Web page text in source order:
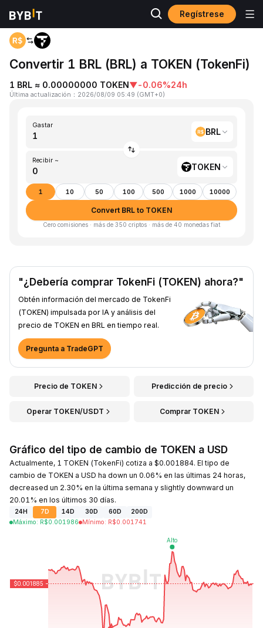
Regístrese
Inicio BRL to TOKEN
Convertir 1 BRL (BRL) a TOKEN (TokenFi)
1 BRL ≈ 0.00000000 TOKEN▼-0.06%24h
Última actualización ： 2026/08/09 05:49 (GMT+0)
Gastar
BRL
Recibir ~
TOKEN
1 10 50 100 500 1000 10000
Convert BRL to TOKEN
Cero comisiones · más de 350 criptos · más de 40 monedas fiat
"¿Debería comprar TokenFi (TOKEN) ahora?"
Obtén información del mercado de TokenFi
(TOKEN) impulsada por IA y análisis del
precio de TOKEN en BRL en tiempo real.
Pregunta a TradeGPT
Precio de TOKEN Predicción de precio
Operar TOKEN/USDT Comprar TOKEN
Gráfico del tipo de cambio de TOKEN a USD
Actualmente, 1 TOKEN (TokenFi) cotiza a $0.001884. El tipo de
cambio de TOKEN a USD ha down un 0.06% en las últimas 24 horas,
decreased un 2.30% en la última semana y slightly downward un
20.01% en los últimos 30 días.
24H 7D 14D 30D 60D
200D
Máximo: R$0.001986 Mínimo: R$0.001741